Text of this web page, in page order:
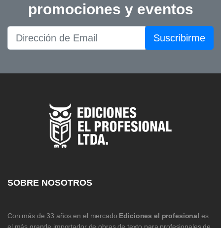
promociones y eventos
Suscribirme
SOBRE NOSOTROS
Con más de 33 años en el mercado Ediciones el profesional es